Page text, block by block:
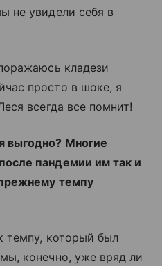
не увидели себя в
кладези
просто в шоке, я
всегда все помнит!
выгодно? Многие
пандемии им так и
темпу
темпу, который был
конечно, уже вряд ли